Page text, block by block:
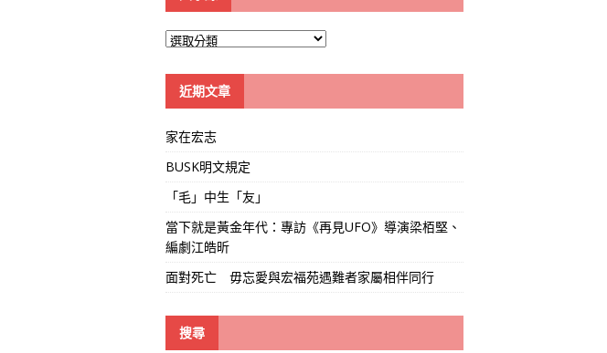
大
線
近期文章
家在宏志
BUSK明文規定
「毛」中生「友」
當下就是黃金年代：專訪《再見UFO》導演梁栢堅、
編劇江皓昕
面對死亡 毋忘愛與宏福苑遇難者家屬相伴同行
搜尋